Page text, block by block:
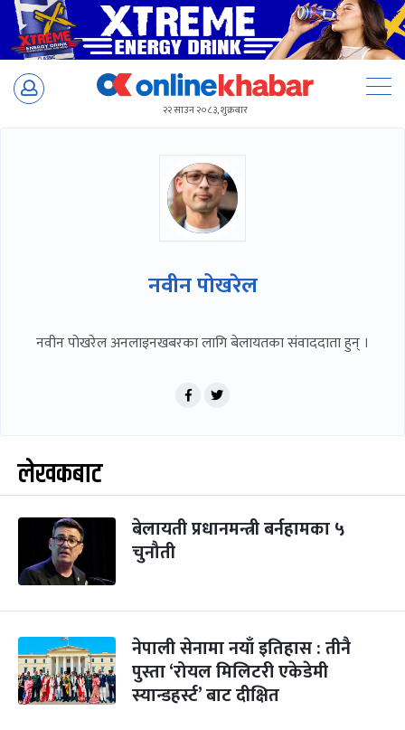
Skip
२२ साउन २०८३, शुक्रबार
नवीन पोखरेल
नवीन पोखरेल अनलाइनखबरका लागि बेलायतका संवाददाता हुन् ।
लेखकबाट
बेलायती प्रधानमन्त्री बर्नहामका ५
चुनौती
नेपाली सेनामा नयाँ इतिहास : तीनै
पुस्ता ‘रोयल मिलिटरी एकेडेमी
स्यान्डहर्स्ट’ बाट दीक्षित